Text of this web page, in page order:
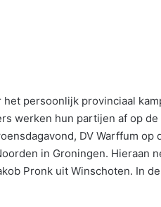
persoonlijk provinciaal
werken hun partijen af op de
DV Warffum op
in Groningen. Hieraan
Pronk uit Winschoten. In